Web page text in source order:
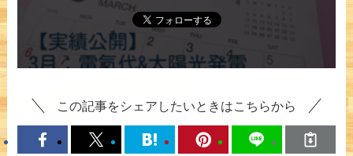
この記事をシェアしたいときはこちらから